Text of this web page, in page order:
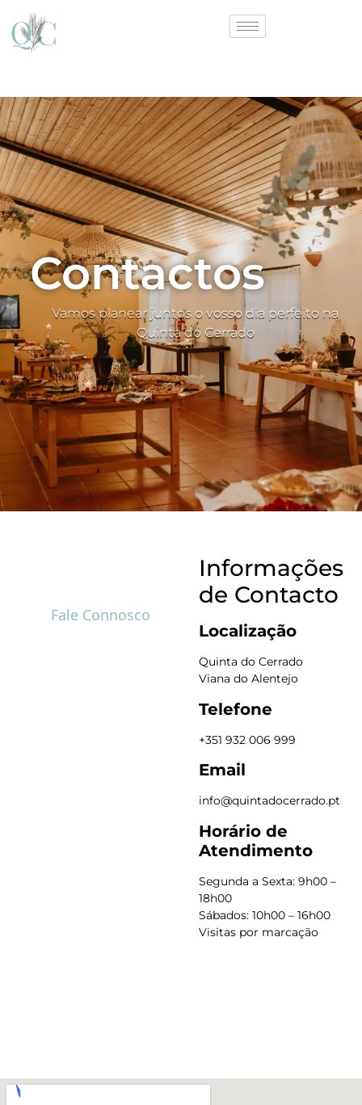
Contactos
Vamos planear juntos o vosso dia perfeito na
Quinta do Cerrado
Fale Connosco
Informações
de Contacto
Localização
Quinta do Cerrado
Viana do Alentejo
Telefone
+351 932 006 999
Email
info@quintadocerrado.pt
Horário de
Atendimento
Segunda a Sexta: 9h00 –
18h00
Sábados: 10h00 – 16h00
Visitas por marcação